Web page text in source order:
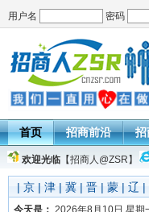
用户名 密码
首页 招商前沿 招
欢迎光临 【招商人@ZSR】
| 京 | 津 | 冀 | 晋 | 蒙 | 辽 |
今天是： 2026年8月10日 星期